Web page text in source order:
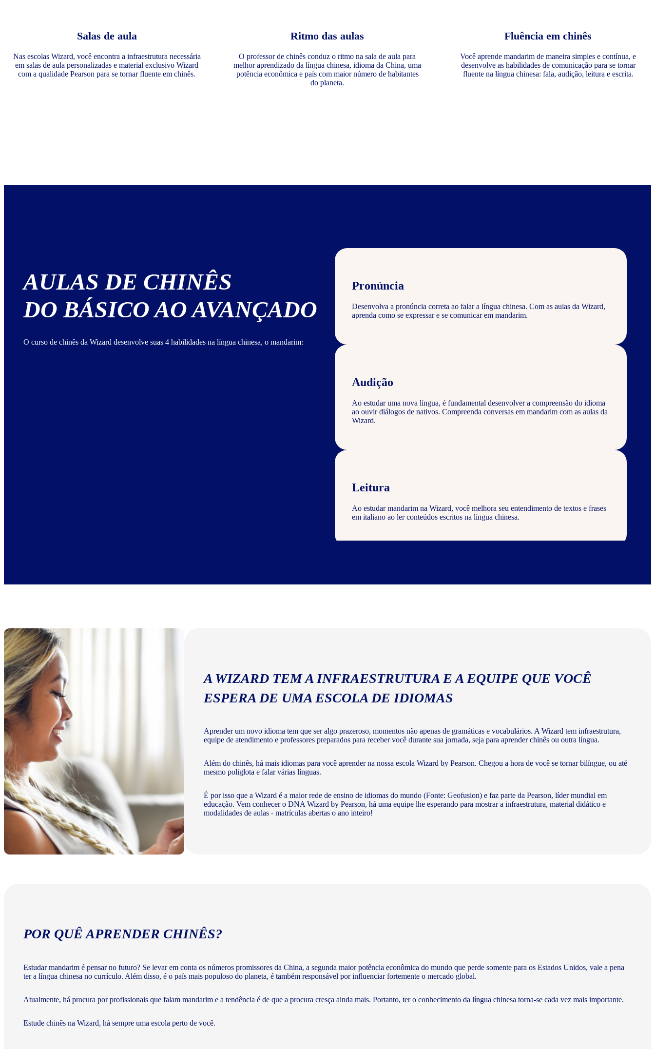
Salas de aula
Nas escolas Wizard, você encontra a infraestrutura necessária
em salas de aula personalizadas e material exclusivo Wizard
com a qualidade Pearson para se tornar fluente em chinês.
Ritmo das aulas
O professor de chinês conduz o ritmo na sala de aula para
melhor aprendizado da língua chinesa, idioma da China, uma
potência econômica e país com maior número de habitantes
do planeta.
Fluência em chinês
Você aprende mandarim de maneira simples e contínua, e
desenvolve as habilidades de comunicação para se tornar
fluente na língua chinesa: fala, audição, leitura e escrita.
AULAS DE CHINÊS
DO BÁSICO AO AVANÇADO
O curso de chinês da Wizard desenvolve suas 4 habilidades na língua chinesa, o mandarim:
Pronúncia
Desenvolva a pronúncia correta ao falar a língua chinesa. Com as aulas da Wizard,
aprenda como se expressar e se comunicar em mandarim.
Audição
Ao estudar uma nova língua, é fundamental desenvolver a compreensão do idioma
ao ouvir diálogos de nativos. Compreenda conversas em mandarim com as aulas da
Wizard.
Leitura
Ao estudar mandarim na Wizard, você melhora seu entendimento de textos e frases
em italiano ao ler conteúdos escritos na língua chinesa.
Escrita
A WIZARD TEM A INFRAESTRUTURA E A EQUIPE QUE VOCÊ
ESPERA DE UMA ESCOLA DE IDIOMAS
Aprender um novo idioma tem que ser algo prazeroso, momentos não apenas de gramáticas e vocabulários. A Wizard tem infraestrutura,
equipe de atendimento e professores preparados para receber você durante sua jornada, seja para aprender chinês ou outra língua.
Além do chinês, há mais idiomas para você aprender na nossa escola Wizard by Pearson. Chegou a hora de você se tornar bilíngue, ou até
mesmo poliglota e falar várias línguas.
É por isso que a Wizard é a maior rede de ensino de idiomas do mundo (Fonte: Geofusion) e faz parte da Pearson, líder mundial em
educação. Vem conhecer o DNA Wizard by Pearson, há uma equipe lhe esperando para mostrar a infraestrutura, material didático e
modalidades de aulas - matrículas abertas o ano inteiro!
POR QUÊ APRENDER CHINÊS?
Estudar mandarim é pensar no futuro? Se levar em conta os números promissores da China, a segunda maior potência econômica do mundo que perde somente para os Estados Unidos, vale a pena
ter a língua chinesa no currículo. Além disso, é o país mais populoso do planeta, é também responsável por influenciar fortemente o mercado global.
Atualmente, há procura por profissionais que falam mandarim e a tendência é de que a procura cresça ainda mais. Portanto, ter o conhecimento da língua chinesa torna-se cada vez mais importante.
Estude chinês na Wizard, há sempre uma escola perto de você.